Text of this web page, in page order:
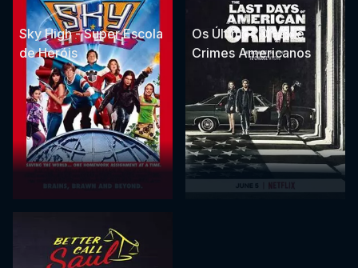
Sky High - Super Escola
de Heróis
Os Últimos Dias de
Crimes Americanos